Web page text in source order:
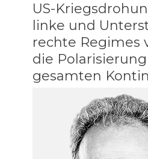
US-
linke und
rechte Regimes
die
gesamten